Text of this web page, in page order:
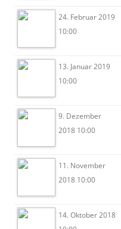
24. Februar 2019
10:00
13. Januar 2019
10:00
9. Dezember
2018 10:00
11. November
2018 10:00
14. Oktober 2018